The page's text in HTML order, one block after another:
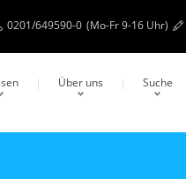
0201/649590-0 (Mo-Fr 9-16 Uhr)
Über uns Suche